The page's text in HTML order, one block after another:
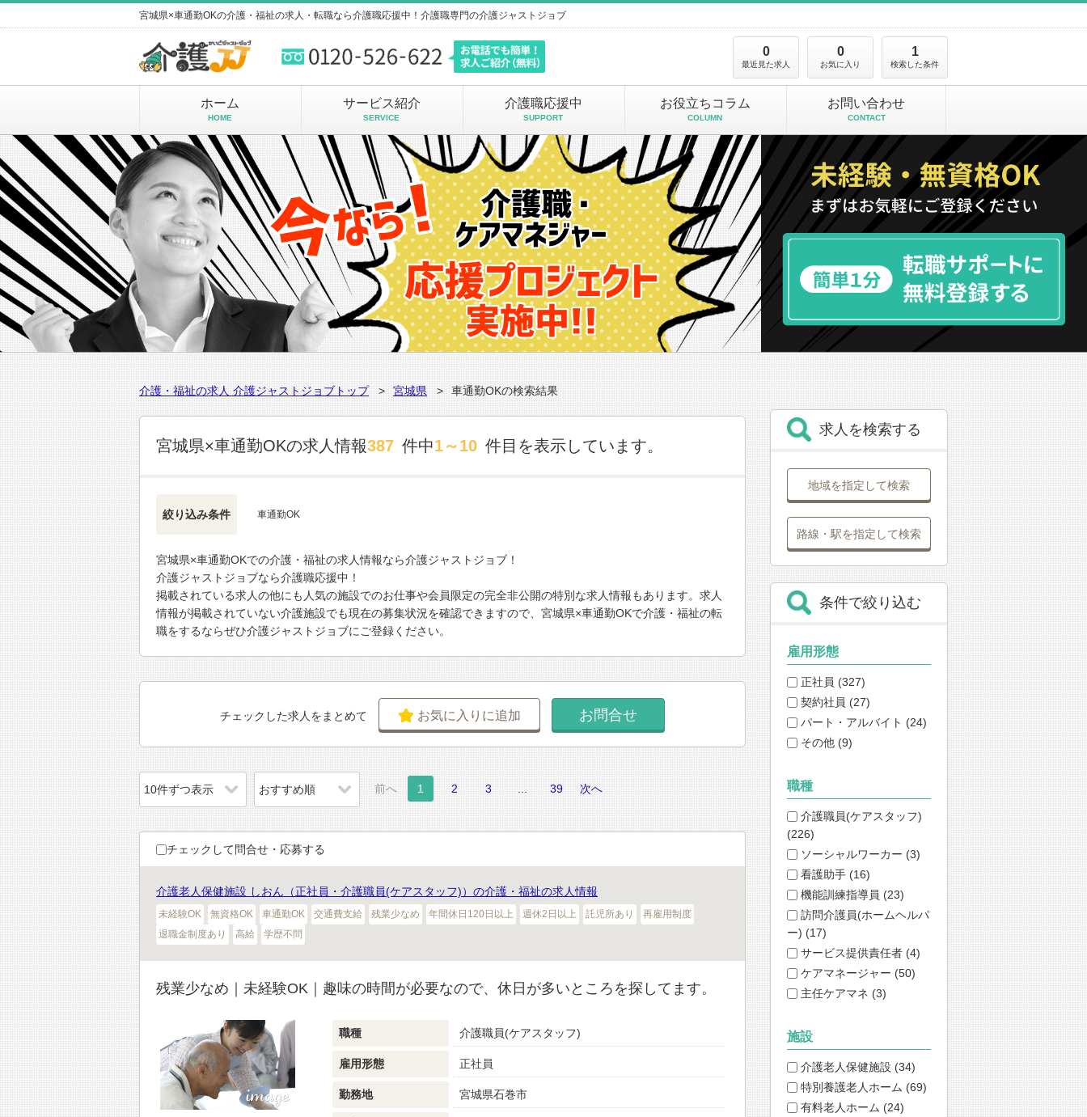
宮城県×車通勤OKの介護・福祉の求人・転職なら介護職応援中！介護職専門の介護ジャストジョブ
0
最近見た求人
0
お気に入り
1
検索した条件
ホーム
HOME
サービス紹介
SERVICE
介護職応援中
SUPPORT
お役立ちコラム
COLUMN
お問い合わせ
CONTACT
介護・福祉の求人 介護ジャストジョブトップ 宮城県 車通勤OKの検索結果
宮城県×車通勤OKの求人情報387 件中1～10 件目を表示しています。
絞り込み条件 車通勤OK
宮城県×車通勤OKでの介護・福祉の求人情報なら介護ジャストジョブ！
介護ジャストジョブなら介護職応援中！
掲載されている求人の他にも人気の施設でのお仕事や会員限定の完全非公開の特別な求人情報もあります。求人
情報が掲載されていない介護施設でも現在の募集状況を確認できますので、宮城県×車通勤OKで介護・福祉の転
職をするならぜひ介護ジャストジョブにご登録ください。
チェックした求人をまとめて お気に入りに追加 お問合せ
前へ 1 2 3 ... 39 次へ
チェックして問合せ・応募する
介護老人保健施設 しおん（正社員・介護職員(ケアスタッフ)）の介護・福祉の求人情報
未経験OK 無資格OK 車通勤OK 交通費支給 残業少なめ 年間休日120日以上 週休2日以上 託児所あり
再雇用制度
退職金制度あり
高給 学歴不問
残業少なめ｜未経験OK｜趣味の時間が必要なので、休日が多いところを探してます。
職種 介護職員(ケアスタッフ)
雇用形態 正社員
勤務地 宮城県石巻市
求人を検索する
地域を指定して検索
路線・駅を指定して検索
条件で絞り込む
雇用形態
正社員 (327)
契約社員 (27)
パート・アルバイト (24)
その他 (9)
職種
介護職員(ケアスタッフ)
(226)
ソーシャルワーカー (3)
看護助手 (16)
機能訓練指導員 (23)
訪問介護員(ホームヘルパ
ー) (17)
サービス提供責任者 (4)
ケアマネージャー (50)
主任ケアマネ (3)
施設
介護老人保健施設 (34)
特別養護老人ホーム (69)
有料老人ホーム (24)